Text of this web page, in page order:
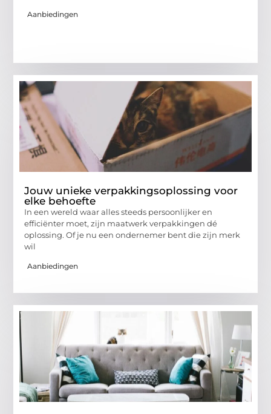
Aanbiedingen
Jouw unieke verpakkingsoplossing voor
elke behoefte
In een wereld waar alles steeds persoonlijker en
efficiënter moet, zijn maatwerk verpakkingen dé
oplossing. Of je nu een ondernemer bent die zijn merk
wil
Aanbiedingen